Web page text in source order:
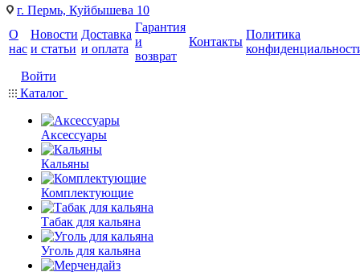
г. Пермь, Куйбышева 10
О
нас
Новости
и статьи
Доставка
и оплата
Гарантия
и
возврат
Контакты
Политика
Войти
Каталог
Аксессуары
Кальяны
Комплектующие
Табак для кальяна
Уголь для кальяна